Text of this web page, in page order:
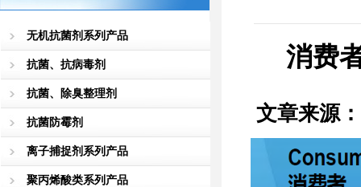
无机抗菌剂系列产品
抗菌、抗病毒剂
抗菌、除臭整理剂
抗菌防霉剂
离子捕捉剂系列产品
聚丙烯酸类系列产品
消费
文章来源